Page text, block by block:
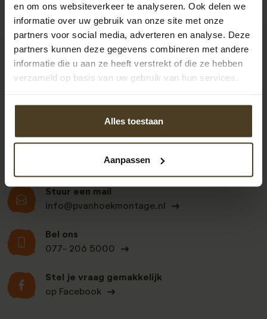
en om ons websiteverkeer te analyseren. Ook delen we
informatie over uw gebruik van onze site met onze
partners voor social media, adverteren en analyse. Deze
partners kunnen deze gegevens combineren met andere
informatie die u aan ze heeft verstrekt of die ze hebben
verzameld op basis van uw gebruik van hun services.
Alles toestaan
Aanpassen
Stuur een mail
info@pvanhoekmontage.nl
Bel ons
077- 206 5000
Stel je vraag gemakkelijk
op Facebook
9
ons een: 9 uit de 930
beoordelingen